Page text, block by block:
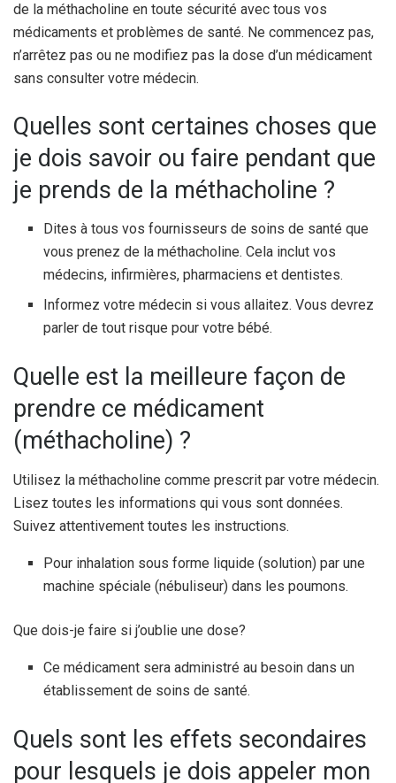
de la méthacholine en toute sécurité avec tous vos
médicaments et problèmes de santé. Ne commencez pas,
n’arrêtez pas ou ne modifiez pas la dose d’un médicament
sans consulter votre médecin.
Quelles sont certaines choses que
je dois savoir ou faire pendant que
je prends de la méthacholine ?
Dites à tous vos fournisseurs de soins de santé que
vous prenez de la méthacholine. Cela inclut vos
médecins, infirmières, pharmaciens et dentistes.
Informez votre médecin si vous allaitez. Vous devrez
parler de tout risque pour votre bébé.
Quelle est la meilleure façon de
prendre ce médicament
(méthacholine) ?
Utilisez la méthacholine comme prescrit par votre médecin.
Lisez toutes les informations qui vous sont données.
Suivez attentivement toutes les instructions.
Pour inhalation sous forme liquide (solution) par une
machine spéciale (nébuliseur) dans les poumons.
Que dois-je faire si j’oublie une dose?
Ce médicament sera administré au besoin dans un
établissement de soins de santé.
Quels sont les effets secondaires
pour lesquels je dois appeler mon